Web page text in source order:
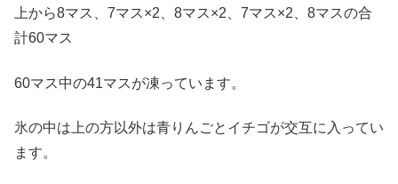
上から8マス、7マス×2、8マス×2、7マス×2、8マスの合
計60マス
60マス中の41マスが凍っています。
氷の中は上の方以外は青りんごとイチゴが交互に入ってい
ます。